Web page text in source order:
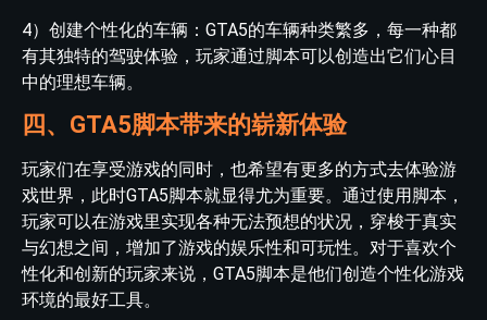
4）创建个性化的车辆：GTA5的车辆种类繁多，每一种都
有其独特的驾驶体验，玩家通过脚本可以创造出它们心目
中的理想车辆。
四、GTA5脚本带来的崭新体验
玩家们在享受游戏的同时，也希望有更多的方式去体验游
戏世界，此时GTA5脚本就显得尤为重要。通过使用脚本，
玩家可以在游戏里实现各种无法预想的状况，穿梭于真实
与幻想之间，增加了游戏的娱乐性和可玩性。对于喜欢个
性化和创新的玩家来说，GTA5脚本是他们创造个性化游戏
环境的最好工具。